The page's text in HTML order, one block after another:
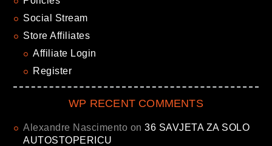
Social Stream
Store Affiliates
Affiliate Login
Register
WP RECENT COMMENTS
Alexandre Nascimento on36 SAVJETA ZA SOLO
AUTOSTOPERICU